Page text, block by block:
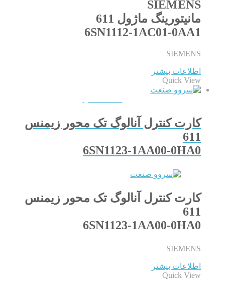
SIEMENS
مانیتورینگ ماژول 611
6SN1112-1AC01-0AA1
SIEMENS
اطلاعات بیشتر
Quick View
کارت کنترل آنالوگ تک محور زیمنس
611
6SN1123-1AA00-0HA0
کارت کنترل آنالوگ تک محور زیمنس
611
6SN1123-1AA00-0HA0
SIEMENS
اطلاعات بیشتر
Quick View